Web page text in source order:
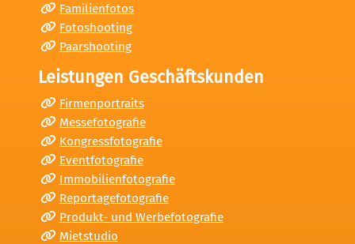
Familienfotos
Fotoshooting
Paarshooting
Leistungen Geschäftskunden
Firmenportraits
Messefotografie
Kongressfotografie
Eventfotografie
Immobilienfotografie
Reportagefotografie
Produkt- und Werbefotografie
Mietstudio